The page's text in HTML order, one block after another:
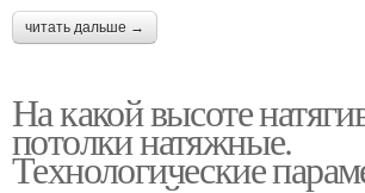
читать дальше →
На какой высоте
потолки натяжные.
Технологические